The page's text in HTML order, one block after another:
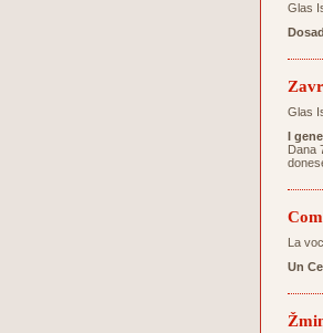
Glas
Glas
I
Dana
La
Un